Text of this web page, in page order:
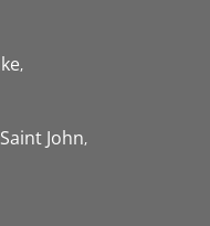
Saint John